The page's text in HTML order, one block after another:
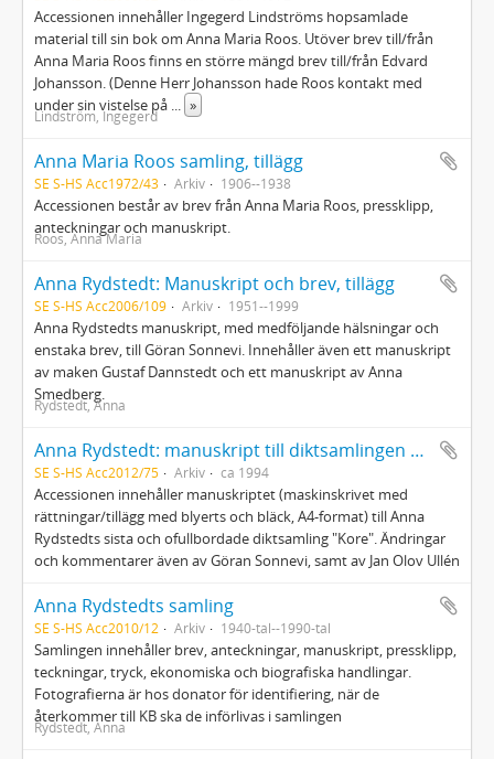
Accessionen innehåller Ingegerd Lindströms hopsamlade
material till sin bok om Anna Maria Roos. Utöver brev till/från
Anna Maria Roos finns en större mängd brev till/från Edvard
Johansson. (Denne Herr Johansson hade Roos kontakt med
under sin vistelse på ... »
Lindström, Ingegerd
Anna Maria Roos samling, tillägg
SE S-HS Acc1972/43 Arkiv 1906--1938
Accessionen består av brev från Anna Maria Roos, pressklipp,
anteckningar och manuskript.
Roos, Anna Maria
Anna Rydstedt: Manuskript och brev, tillägg
SE S-HS Acc2006/109 Arkiv 1951--1999
Anna Rydstedts manuskript, med medföljande hälsningar och
enstaka brev, till Göran Sonnevi. Innehåller även ett manuskript
av maken Gustaf Dannstedt och ett manuskript av Anna
Smedberg.
Rydstedt, Anna
Anna Rydstedt: manuskript till diktsamlingen Kore
SE S-HS Acc2012/75 Arkiv ca 1994
Accessionen innehåller manuskriptet (maskinskrivet med
rättningar/tillägg med blyerts och bläck, A4-format) till Anna
Rydstedts sista och ofullbordade diktsamling "Kore". Ändringar
och kommentarer även av Göran Sonnevi, samt av Jan Olov Ullén
Anna Rydstedts samling
SE S-HS Acc2010/12 Arkiv 1940-tal--1990-tal
Samlingen innehåller brev, anteckningar, manuskript, pressklipp,
teckningar, tryck, ekonomiska och biografiska handlingar.
Fotografierna är hos donator för identifiering, när de
återkommer till KB ska de införlivas i samlingen
Rydstedt, Anna